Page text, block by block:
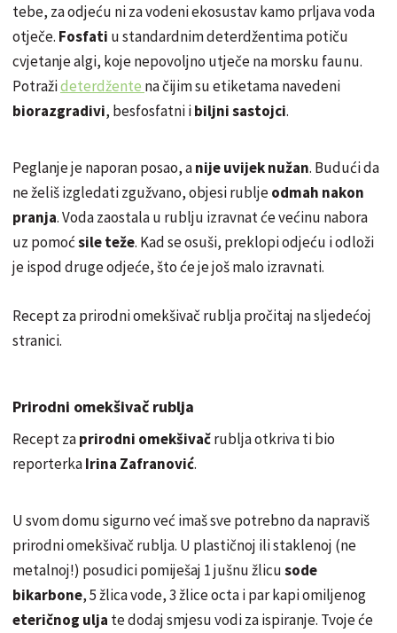
tebe, za odjeću ni za vodeni ekosustav kamo prljava voda
otječe. Fosfati u standardnim deterdžentima potiču
cvjetanje algi, koje nepovoljno utječe na morsku faunu.
Potražideterdžente na čijim su etiketama navedeni
biorazgradivi, besfosfatniibiljni sastojci.
Peglanje je naporan posao, anije uvijek nužan. Budući da
ne želiš izgledati zgužvano, objesi rubljeodmah nakon
pranja. Voda zaostala u rublju izravnat će većinu nabora
uz pomoćsile teže. Kad se osuši, preklopi odjeću i odloži
je ispod druge odjeće, što će je još malo izravnati.
Recept za prirodni omekšivač rublja pročitaj na sljedećoj
stranici.
Prirodni omekšivač rublja
Recept zaprirodni omekšivačrublja otkriva ti bio
reporterkaIrina Zafranović.
U svom domu sigurno već imaš sve potrebno da napraviš
prirodni omekšivač rublja. U plastičnoj ili staklenoj (ne
metalnoj!) posudici pomiješaj 1 jušnu žlicusode
bikarbone, 5 žlica vode, 3 žlice octa i par kapi omiljenog
eteričnog ulja te dodaj smjesu vodi za ispiranje. Tvoje će